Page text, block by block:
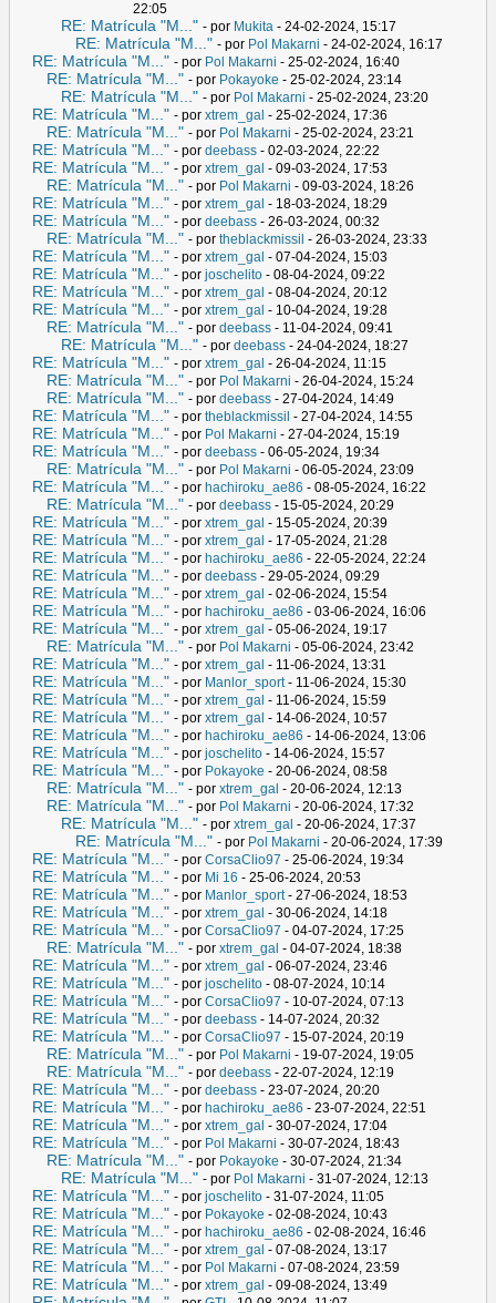
22:05
RE: Matrícula "M..." - por Mukita - 24-02-2024, 15:17
RE: Matrícula "M..." - por Pol Makarni - 24-02-2024, 16:17
RE: Matrícula "M..." - por Pol Makarni - 25-02-2024, 16:40
RE: Matrícula "M..." - por Pokayoke - 25-02-2024, 23:14
RE: Matrícula "M..." - por Pol Makarni - 25-02-2024, 23:20
RE: Matrícula "M..." - por xtrem_gal - 25-02-2024, 17:36
RE: Matrícula "M..." - por Pol Makarni - 25-02-2024, 23:21
RE: Matrícula "M..." - por deebass - 02-03-2024, 22:22
RE: Matrícula "M..." - por xtrem_gal - 09-03-2024, 17:53
RE: Matrícula "M..." - por Pol Makarni - 09-03-2024, 18:26
RE: Matrícula "M..." - por xtrem_gal - 18-03-2024, 18:29
RE: Matrícula "M..." - por deebass - 26-03-2024, 00:32
RE: Matrícula "M..." - por theblackmissil - 26-03-2024, 23:33
RE: Matrícula "M..." - por xtrem_gal - 07-04-2024, 15:03
RE: Matrícula "M..." - por joschelito - 08-04-2024, 09:22
RE: Matrícula "M..." - por xtrem_gal - 08-04-2024, 20:12
RE: Matrícula "M..." - por xtrem_gal - 10-04-2024, 19:28
RE: Matrícula "M..." - por deebass - 11-04-2024, 09:41
RE: Matrícula "M..." - por deebass - 24-04-2024, 18:27
RE: Matrícula "M..." - por xtrem_gal - 26-04-2024, 11:15
RE: Matrícula "M..." - por Pol Makarni - 26-04-2024, 15:24
RE: Matrícula "M..." - por deebass - 27-04-2024, 14:49
RE: Matrícula "M..." - por theblackmissil - 27-04-2024, 14:55
RE: Matrícula "M..." - por Pol Makarni - 27-04-2024, 15:19
RE: Matrícula "M..." - por deebass - 06-05-2024, 19:34
RE: Matrícula "M..." - por Pol Makarni - 06-05-2024, 23:09
RE: Matrícula "M..." - por hachiroku_ae86 - 08-05-2024, 16:22
RE: Matrícula "M..." - por deebass - 15-05-2024, 20:29
RE: Matrícula "M..." - por xtrem_gal - 15-05-2024, 20:39
RE: Matrícula "M..." - por xtrem_gal - 17-05-2024, 21:28
RE: Matrícula "M..." - por hachiroku_ae86 - 22-05-2024, 22:24
RE: Matrícula "M..." - por deebass - 29-05-2024, 09:29
RE: Matrícula "M..." - por xtrem_gal - 02-06-2024, 15:54
RE: Matrícula "M..." - por hachiroku_ae86 - 03-06-2024, 16:06
RE: Matrícula "M..." - por xtrem_gal - 05-06-2024, 19:17
RE: Matrícula "M..." - por Pol Makarni - 05-06-2024, 23:42
RE: Matrícula "M..." - por xtrem_gal - 11-06-2024, 13:31
RE: Matrícula "M..." - por Manlor_sport- 11-06-2024, 15:30
RE: Matrícula "M..." - por xtrem_gal - 11-06-2024, 15:59
RE: Matrícula "M..." - por xtrem_gal - 14-06-2024, 10:57
RE: Matrícula "M..." - por hachiroku_ae86 - 14-06-2024, 13:06
RE: Matrícula "M..." - por joschelito - 14-06-2024, 15:57
RE: Matrícula "M..." - por Pokayoke - 20-06-2024, 08:58
RE: Matrícula "M..." - por xtrem_gal - 20-06-2024, 12:13
RE: Matrícula "M..." - por Pol Makarni - 20-06-2024, 17:32
RE: Matrícula "M..." - por xtrem_gal - 20-06-2024, 17:37
RE: Matrícula "M..." - por Pol Makarni - 20-06-2024, 17:39
RE: Matrícula "M..." - por CorsaClio97 - 25-06-2024, 19:34
RE: Matrícula "M..." - por Mi 16 - 25-06-2024, 20:53
RE: Matrícula "M..." - por Manlor_sport- 27-06-2024, 18:53
RE: Matrícula "M..." - por xtrem_gal - 30-06-2024, 14:18
RE: Matrícula "M..." - por CorsaClio97 - 04-07-2024, 17:25
RE: Matrícula "M..." - por xtrem_gal - 04-07-2024, 18:38
RE: Matrícula "M..." - por xtrem_gal - 06-07-2024, 23:46
RE: Matrícula "M..." - por joschelito - 08-07-2024, 10:14
RE: Matrícula "M..." - por CorsaClio97 - 10-07-2024, 07:13
RE: Matrícula "M..." - por deebass - 14-07-2024, 20:32
RE: Matrícula "M..." - por CorsaClio97 - 15-07-2024, 20:19
RE: Matrícula "M..." - por Pol Makarni - 19-07-2024, 19:05
RE: Matrícula "M..." - por deebass - 22-07-2024, 12:19
RE: Matrícula "M..." - por deebass - 23-07-2024, 20:20
RE: Matrícula "M..." - por hachiroku_ae86 - 23-07-2024, 22:51
RE: Matrícula "M..." - por xtrem_gal - 30-07-2024, 17:04
RE: Matrícula "M..." - por Pol Makarni - 30-07-2024, 18:43
RE: Matrícula "M..." - por Pokayoke - 30-07-2024, 21:34
RE: Matrícula "M..." - por Pol Makarni - 31-07-2024, 12:13
RE: Matrícula "M..." - por joschelito - 31-07-2024, 11:05
RE: Matrícula "M..." - por Pokayoke - 02-08-2024, 10:43
RE: Matrícula "M..." - por hachiroku_ae86 - 02-08-2024, 16:46
RE: Matrícula "M..." - por xtrem_gal - 07-08-2024, 13:17
RE: Matrícula "M..." - por Pol Makarni - 07-08-2024, 23:59
RE: Matrícula "M..." - por xtrem_gal - 09-08-2024, 13:49